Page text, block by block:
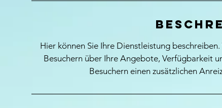
Hier können Sie Ihre Dienstleistung
Besuchern über Ihre Angebote, Verfügbarkeit
Besuchern einen zusätzlichen